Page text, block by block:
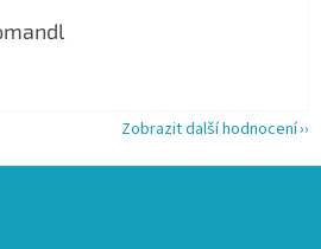
je 5 z 5 hvězdiček.
Zobrazit další hodnocení